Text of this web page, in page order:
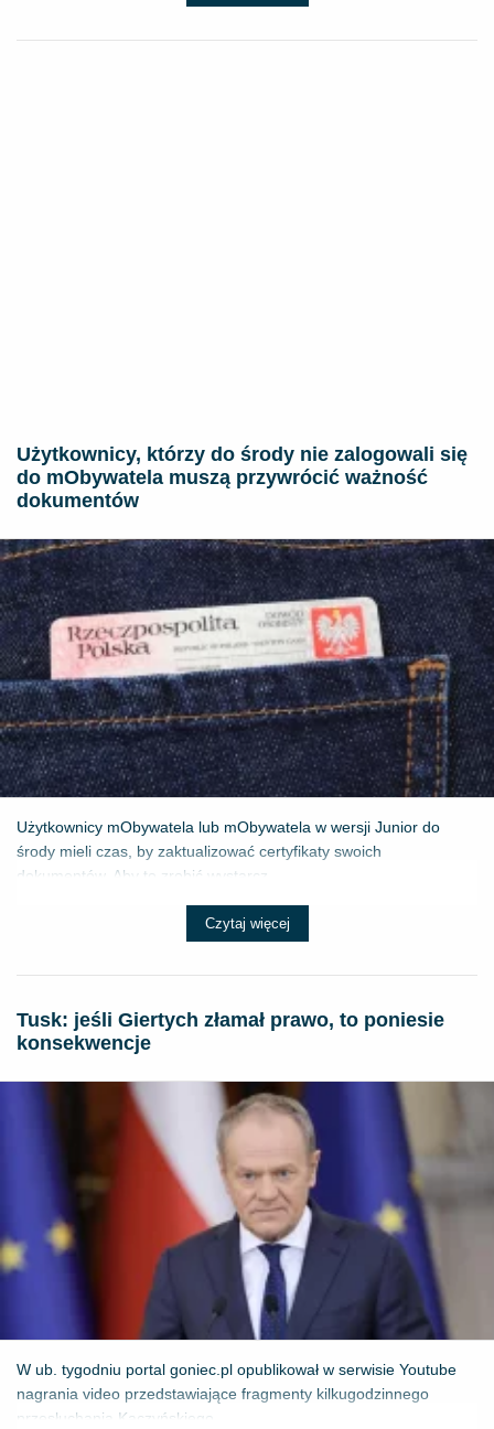
Użytkownicy, którzy do środy nie zalogowali się
do mObywatela muszą przywrócić ważność
dokumentów
Użytkownicy mObywatela lub mObywatela w wersji Junior do
środy mieli czas, by zaktualizować certyfikaty swoich
dokumentów. Aby to zrobić wystarcz...
Czytaj więcej
Tusk: jeśli Giertych złamał prawo, to poniesie
konsekwencje
W ub. tygodniu portal goniec.pl opublikował w serwisie Youtube
nagrania video przedstawiające fragmenty kilkugodzinnego
przesłuchania Kaczyńskiego...